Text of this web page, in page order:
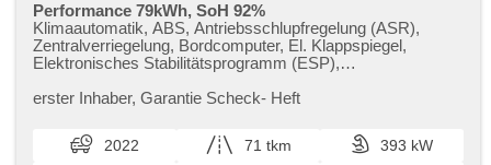
Performance 79kWh, SoH 92%
Klimaautomatik, ABS, Antriebsschlupfregelung (ASR),
Zentralverriegelung, Bordcomputer, El. Klappspiegel,
Elektronisches Stabilitätsprogramm (ESP),
Scheibenwischersensor, Reifendrucksensor, USB, El.
Uhr Spur, Panoramadach, Servolenkung, El.
Seitenscheiben, Autoradio, Automatikgetriebe, Antrieb 4x4
erster Inhaber,​ Garantie Scheck​- Heft
2022 71 tkm
393 kW